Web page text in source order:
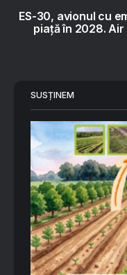
ES-30, avionul cu
piață în 2028.
SUSȚINEM